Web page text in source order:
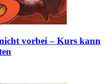
vorbei – Kurs kann